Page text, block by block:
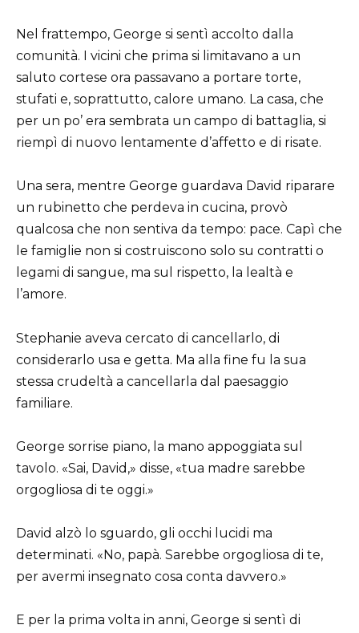
Nel frattempo, George si sentì accolto dalla
comunità. I vicini che prima si limitavano a un
saluto cortese ora passavano a portare torte,
stufati e, soprattutto, calore umano. La casa, che
per un po’ era sembrata un campo di battaglia, si
riempì di nuovo lentamente d’affetto e di risate.
Una sera, mentre George guardava David riparare
un rubinetto che perdeva in cucina, provò
qualcosa che non sentiva da tempo: pace. Capì che
le famiglie non si costruiscono solo su contratti o
legami di sangue, ma sul rispetto, la lealtà e
l’amore.
Stephanie aveva cercato di cancellarlo, di
considerarlo usa e getta. Ma alla fine fu la sua
stessa crudeltà a cancellarla dal paesaggio
familiare.
George sorrise piano, la mano appoggiata sul
tavolo. «Sai, David,» disse, «tua madre sarebbe
orgogliosa di te oggi.»
David alzò lo sguardo, gli occhi lucidi ma
determinati. «No, papà. Sarebbe orgogliosa di te,
per avermi insegnato cosa conta davvero.»
E per la prima volta in anni, George si sentì di